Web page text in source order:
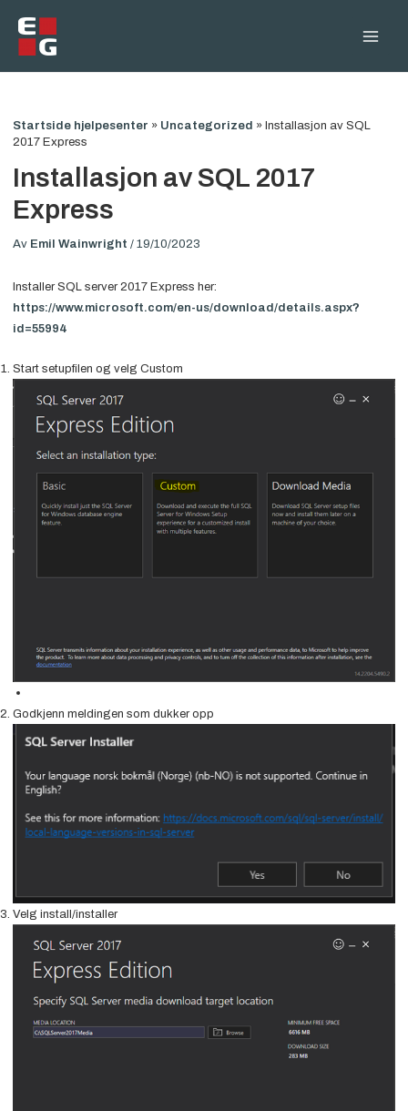
rett
innholdet
Startside hjelpesenter » Uncategorized » Installasjon av SQL
2017 Express
Installasjon av SQL 2017
Express
Av Emil Wainwright / 19/10/2023
Installer SQL server 2017 Express her:
https://www.microsoft.com/en-us/download/details.aspx?
id=55994
Start setupfilen og velg Custom
Godkjenn meldingen som dukker opp
Velg install/installer